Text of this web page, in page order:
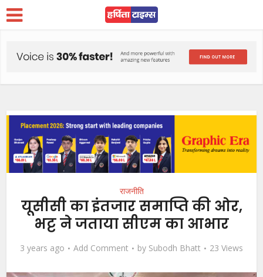
राजनीति
यूसीसी का इंतजार समाप्ति की ओर,
भट्ट ने जताया सीएम का आभार
3 years ago Add Comment by Subodh Bhatt 23 Views